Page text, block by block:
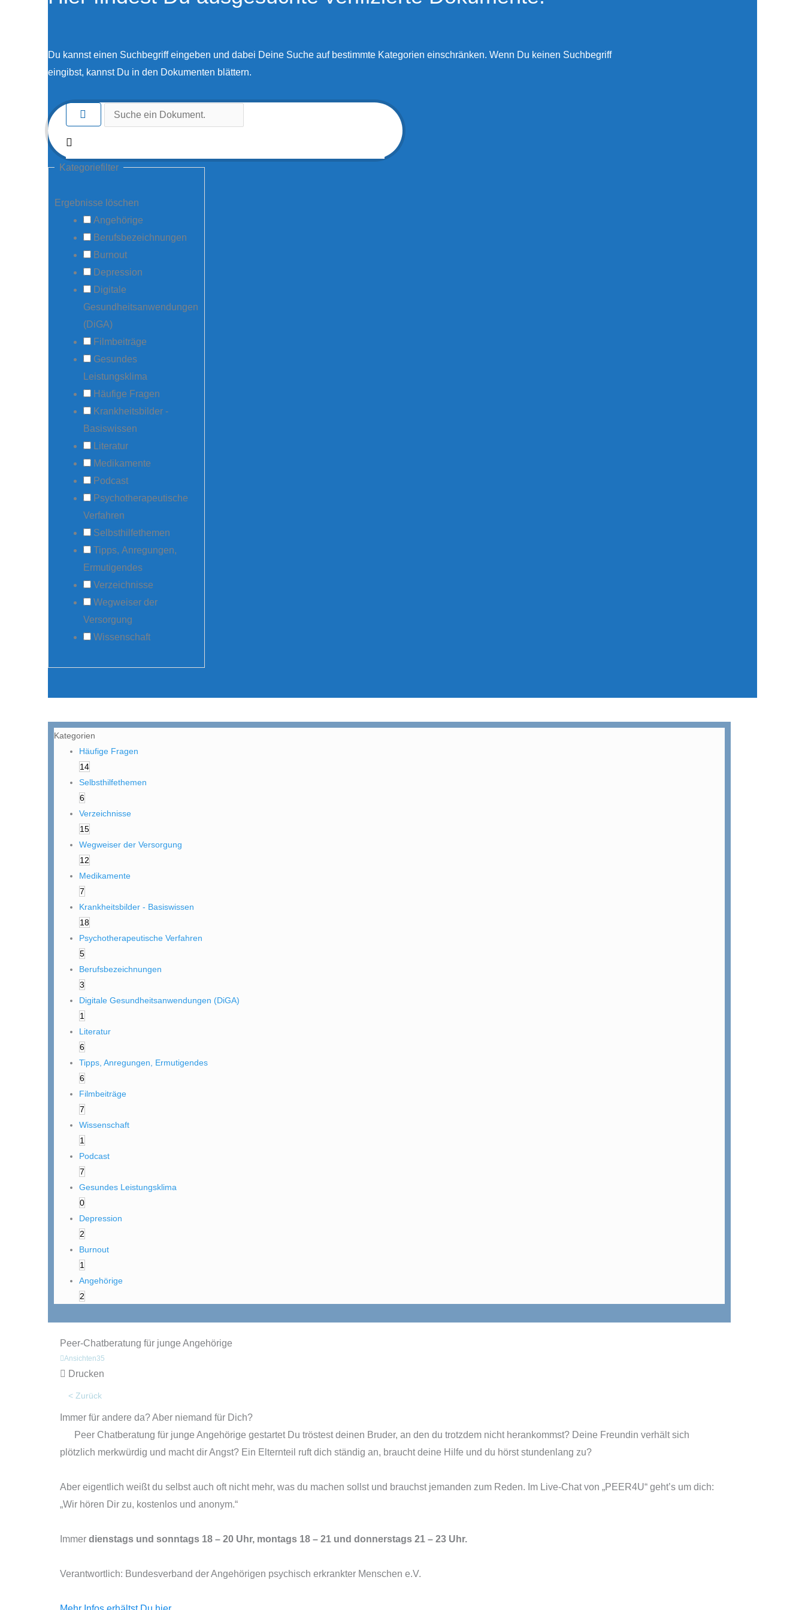
Du kannst einen Suchbegriff eingeben und dabei Deine Suche auf bestimmte Kategorien einschränken. Wenn Du keinen Suchbegriff
eingibst, kannst Du in den Dokumenten blättern.
Kategoriefilter
Ergebnisse löschen
Angehörige
Berufsbezeichnungen
Burnout
Depression
Digitale
Gesundheitsanwendungen
(DiGA)
Filmbeiträge
Gesundes
Leistungsklima
Häufige Fragen
Krankheitsbilder -
Basiswissen
Literatur
Medikamente
Podcast
Psychotherapeutische
Verfahren
Selbsthilfethemen
Tipps, Anregungen,
Ermutigendes
Verzeichnisse
Wegweiser der
Versorgung
Wissenschaft
Kategorien
Häufige Fragen
14
Selbsthilfethemen
6
Verzeichnisse
15
Wegweiser der Versorgung
12
Medikamente
7
Krankheitsbilder - Basiswissen
18
Psychotherapeutische Verfahren
5
Berufsbezeichnungen
3
Digitale Gesundheitsanwendungen (DiGA)
1
Literatur
6
Tipps, Anregungen, Ermutigendes
6
Filmbeiträge
7
Wissenschaft
1
Podcast
7
Gesundes Leistungsklima
0
Depression
2
Burnout
1
Angehörige
2
Peer-Chatberatung für junge Angehörige
Ansichten35
Drucken
< Zurück
Immer für andere da? Aber niemand für Dich?
Peer Chatberatung für junge Angehörige gestartet Du tröstest deinen Bruder, an den du trotzdem nicht herankommst? Deine Freundin verhält sich
plötzlich merkwürdig und macht dir Angst? Ein Elternteil ruft dich ständig an, braucht deine Hilfe und du hörst stundenlang zu?
Aber eigentlich weißt du selbst auch oft nicht mehr, was du machen sollst und brauchst jemanden zum Reden. Im Live-Chat von „PEER4U“ geht’s um dich:
„Wir hören Dir zu, kostenlos und anonym.“
Immer dienstags und sonntags 18 – 20 Uhr, montags 18 – 21 und donnerstags 21 – 23 Uhr.
Verantwortlich: Bundesverband der Angehörigen psychisch erkrankter Menschen e.V.